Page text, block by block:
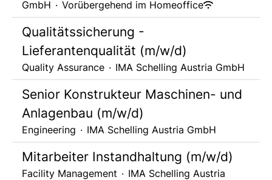
GmbH · Vorübergehend im Homeoffice
Qualitätssicherung -
Lieferantenqualität (m/w/d)
Quality Assurance · IMA Schelling Austria GmbH
Senior Konstrukteur Maschinen- und
Anlagenbau (m/w/d)
Engineering · IMA Schelling Austria GmbH
Mitarbeiter Instandhaltung (m/w/d)
Facility Management · IMA Schelling Austria